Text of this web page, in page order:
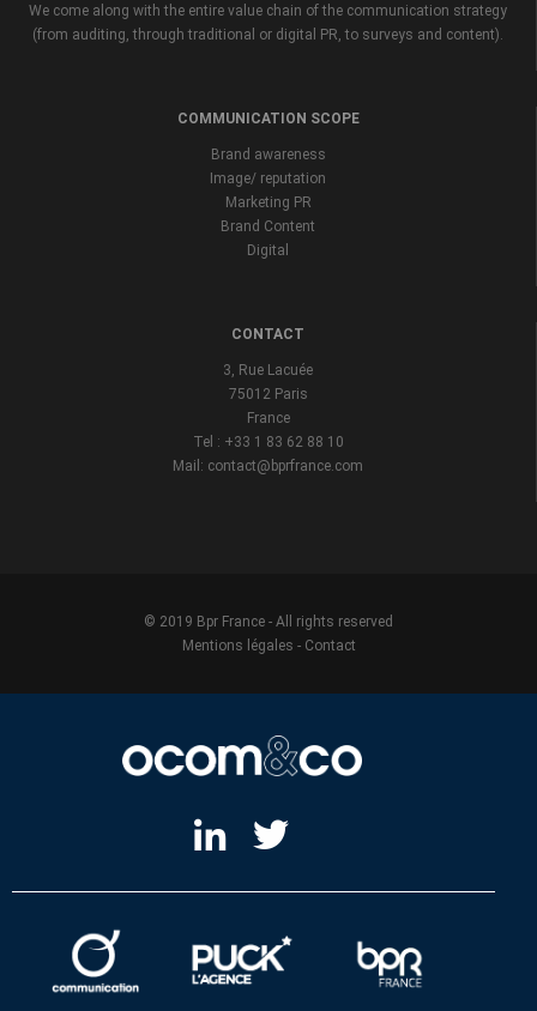
We come along with the entire value chain of the communication strategy
(from auditing, through traditional or digital PR, to surveys and content).
COMMUNICATION SCOPE
Brand awareness
Image/ reputation
Marketing PR
Brand Content
Digital
CONTACT
3, Rue Lacuée
75012 Paris
France
Tel : +33 1 83 62 88 10
Mail: contact@bprfrance.com
© 2019 Bpr France - All rights reserved
Mentions légales - Contact